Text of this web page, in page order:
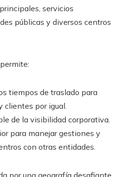
servicios
públicas y diversos centros
tiempos de traslado para
clientes por igual.
de la visibilidad corporativa.
para manejar gestiones y
con otras entidades.
por una geografía desafiante